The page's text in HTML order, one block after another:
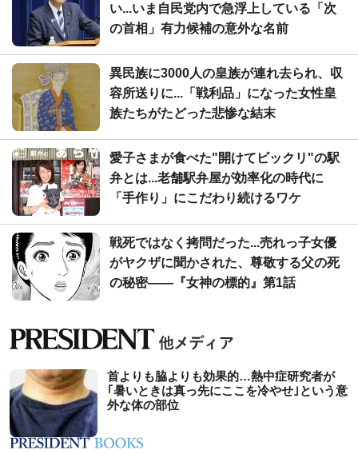
い...いま自民党内で急浮上している「次
の首相」有力候補の意外な名前
異民族に3000人の皇族が連れ去られ、収
容所送りに...「戦利品」になった女性皇
族たちがたどった悲惨な結末
愛子さまが食べた"開けてビックリ"の駅
弁とは...老舗駅弁屋が効率化の時代に
「手作り」にこだわり続けるワケ
戦死ではなく拷問だった...売れっ子女優
がヤクザに聞かされた、尊敬する父の死
の秘密――『女神の標的』第1話
首よりも脇よりも効果的…熱中症研究者が
｢暑いときは真っ先にここを冷やせ｣という意
外な体の部位